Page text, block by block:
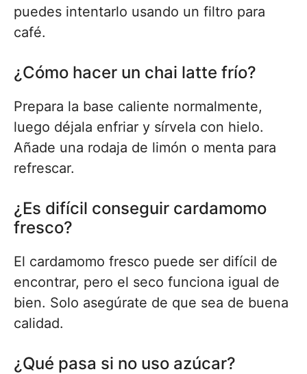
puedes intentarlo usando un filtro para
café.
¿Cómo hacer un chai latte frío?
Prepara la base caliente normalmente,
luego déjala enfriar y sírvela con hielo.
Añade una rodaja de limón o menta para
refrescar.
¿Es difícil conseguir cardamomo
fresco?
El cardamomo fresco puede ser difícil de
encontrar, pero el seco funciona igual de
bien. Solo asegúrate de que sea de buena
calidad.
¿Qué pasa si no uso azúcar?